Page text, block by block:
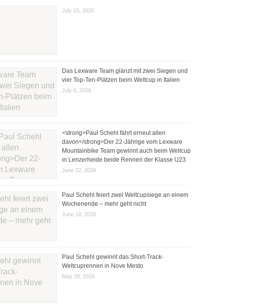
July 15, 2026
Das Lexware Team glänzt mit zwei Siegen und
vier Top-Ten-Plätzen beim Weltcup in Italien
July 6, 2026
<strong>Paul Schehl fährt erneut allen
davon</strong>Der 22-Jährige vom Lexware
Mountainbike Team gewinnt auch beim Weltcup
in Lenzerheide beide Rennen der Klasse U23
June 22, 2026
Paul Schehl feiert zwei Weltcupsiege an einem
Wochenende – mehr geht nicht
June 18, 2026
Paul Schehl gewinnt das Short-Track-
Weltcuprennen in Nove Mesto
May 28, 2026